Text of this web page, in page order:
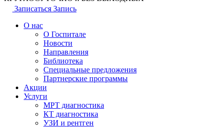
Записаться Запись
О нас
О Госпитале
Новости
Направления
Библиотека
Специальные предложения
Партнерские программы
Акции
Услуги
МРТ диагностика
КТ диагностика
УЗИ и рентген